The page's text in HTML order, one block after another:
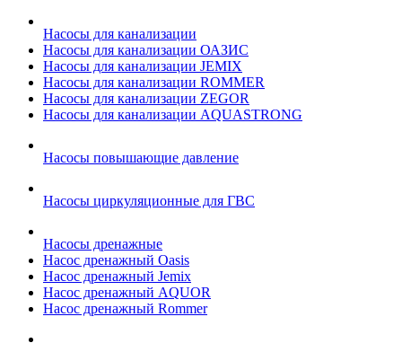
Насосы для канализации
Насосы для канализации ОАЗИС
Насосы для канализации JEMIX
Насосы для канализации ROMMER
Насосы для канализации ZEGOR
Насосы для канализации AQUASTRONG
Насосы повышающие давление
Насосы циркуляционные для ГВС
Насосы дренажные
Насос дренажный Oasis
Насос дренажный Jemix
Насос дренажный AQUOR
Насос дренажный Rommer